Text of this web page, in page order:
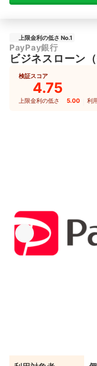
上限金利の低さ No.1
PayPay銀行
ビジネスローン
検証スコア
4.75
上限金利の低さ 5.00 利